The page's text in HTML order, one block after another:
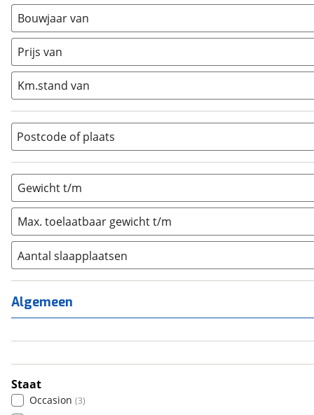
Busmodel
Caravan (5)
Half-integraal
Integraal (0)
Opzetunit (0
Vouwwagen (0)
Bouwjaar van
Prijs van
Km.stand van
Postcode of plaats
Gewicht t/m
Max. toelaatbaar gewicht t/m
Aantal slaapplaatsen
1 (0)
2 (5)
3 (0)
Algemeen
Staat
Occasion (3)